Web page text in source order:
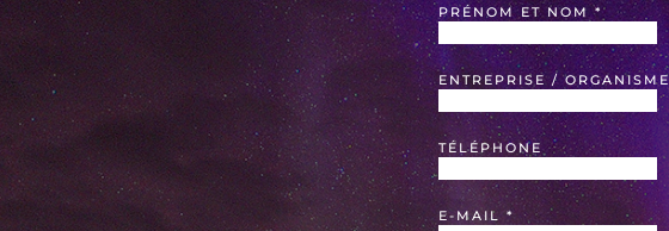
PRÉNOM ET NOM*
ENTREPRISE / ORGANISME
TÉLÉPHONE
E-MAIL *